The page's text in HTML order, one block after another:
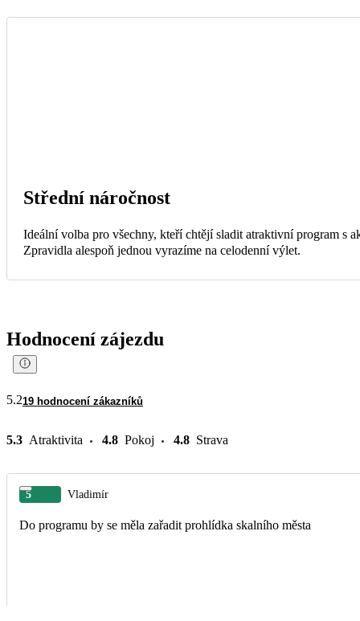
Střední náročnost
Ideální volba pro všechny, kteří chtějí sladit atraktivní program s
Zpravidla alespoň jednou vyrazíme na celodenní výlet.
Hodnocení zájezdu
5.219 hodnocení zákazníků
5.3 Atraktivita 4.8 Pokoj 4.8 Strava
5 Vladimír
Do programu by se měla zařadit prohlídka skalního města